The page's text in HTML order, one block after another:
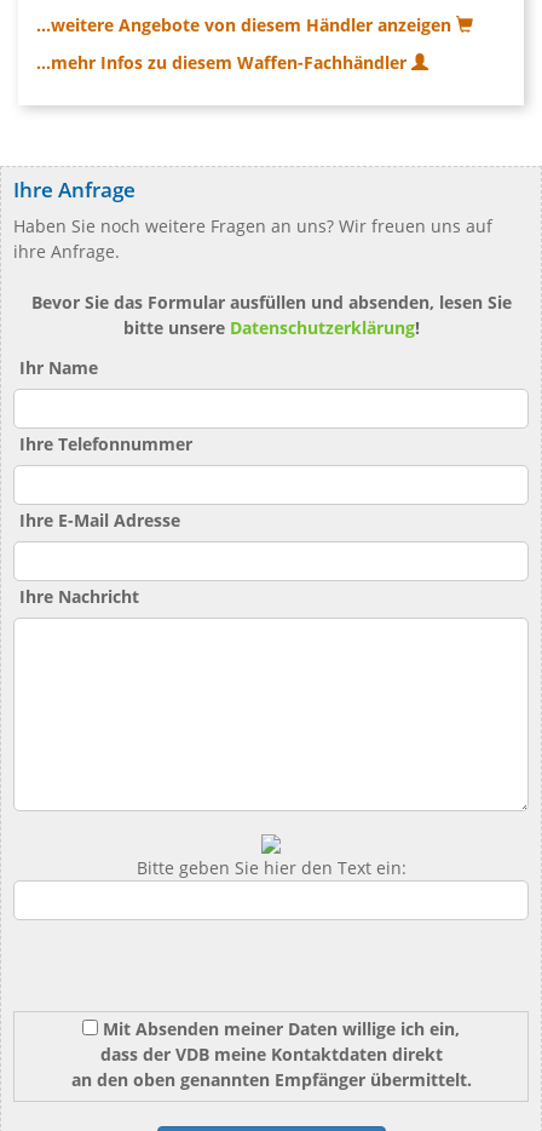
...weitere Angebote von diesem Händler anzeigen
...mehr Infos zu diesem Waffen-Fachhändler
Ihre Anfrage
Haben Sie noch weitere Fragen an uns? Wir freuen uns auf
ihre Anfrage.
Bevor Sie das Formular ausfüllen und absenden, lesen Sie
bitte unsere Datenschutzerklärung!
Ihr Name
Ihre Telefonnummer
Ihre E-Mail Adresse
Ihre Nachricht
Bitte geben Sie hier den Text ein:
Mit Absenden meiner Daten willige ich ein,
dass der VDB meine Kontaktdaten direkt
an den oben genannten Empfänger übermittelt.